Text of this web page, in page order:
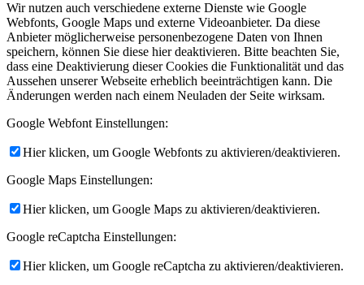
Wir nutzen auch verschiedene externe Dienste wie Google
Webfonts, Google Maps und externe Videoanbieter. Da diese
Anbieter möglicherweise personenbezogene Daten von Ihnen
speichern, können Sie diese hier deaktivieren. Bitte beachten Sie,
dass eine Deaktivierung dieser Cookies die Funktionalität und das
Aussehen unserer Webseite erheblich beeinträchtigen kann. Die
Änderungen werden nach einem Neuladen der Seite wirksam.
Google Webfont Einstellungen:
Hier klicken, um Google Webfonts zu aktivieren/deaktivieren.
Google Maps Einstellungen:
Hier klicken, um Google Maps zu aktivieren/deaktivieren.
Google reCaptcha Einstellungen:
Hier klicken, um Google reCaptcha zu aktivieren/deaktivieren.